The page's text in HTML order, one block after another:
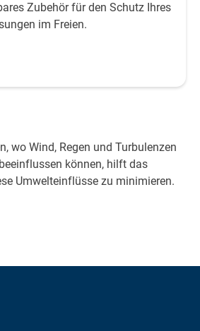
Zubehör für den Schutz Ihres
im Freien.
wo Wind, Regen und Turbulenzen
können, hilft das
Umwelteinflüsse zu minimieren.